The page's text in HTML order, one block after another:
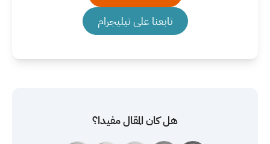
تابعنا على تيليجرام
هل كان المقال مفيدا؟